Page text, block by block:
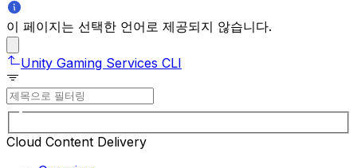
이 페이지는 선택한 언어로 제공되지 않습니다.
Unity Gaming Services CLI
Cloud Content Delivery